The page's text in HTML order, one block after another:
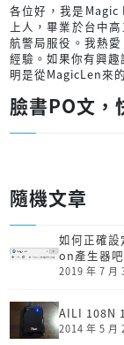
各位好，我是Magic
上人，畢業於台中
航警局服役。我熱
經驗。如果你有興
明是從MagicLen來
臉書PO文，
隨機文章
如何正確
on產生器吧
2019 年 7 月
AILI 108N
2014 年 5 月